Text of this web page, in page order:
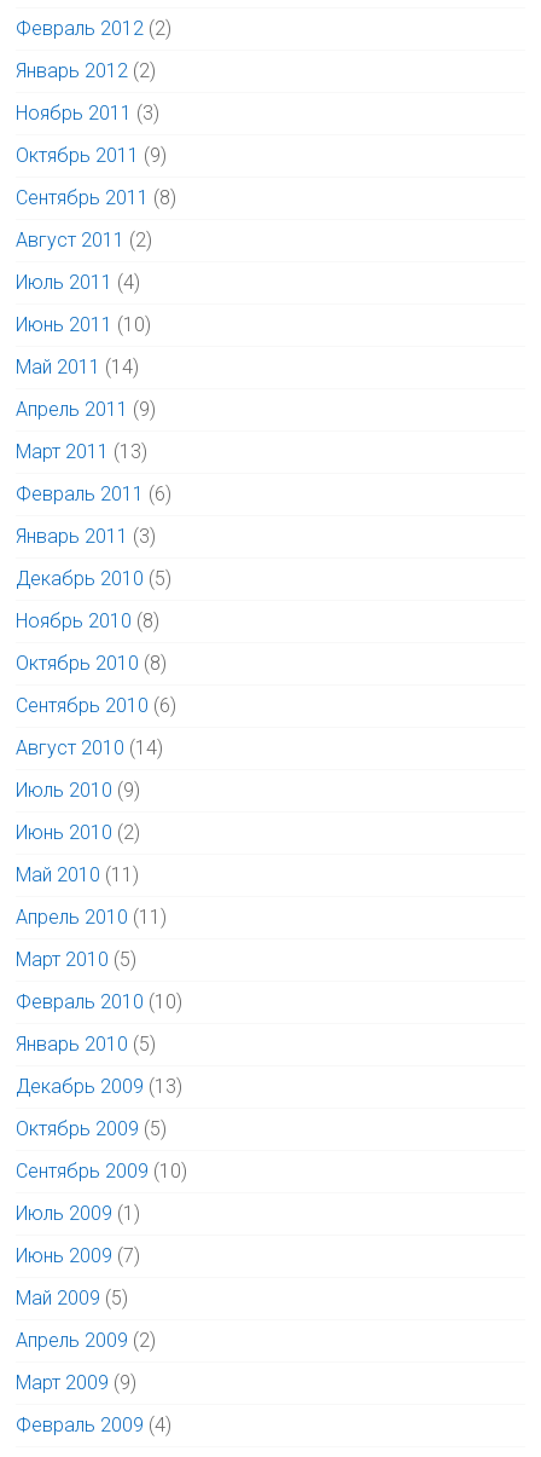
Февраль 2012 (2)
Январь 2012 (2)
Ноябрь 2011 (3)
Октябрь 2011 (9)
Сентябрь 2011 (8)
Август 2011 (2)
Июль 2011 (4)
Июнь 2011 (10)
Май 2011 (14)
Апрель 2011 (9)
Март 2011 (13)
Февраль 2011 (6)
Январь 2011 (3)
Декабрь 2010 (5)
Ноябрь 2010 (8)
Октябрь 2010 (8)
Сентябрь 2010 (6)
Август 2010 (14)
Июль 2010 (9)
Июнь 2010 (2)
Май 2010 (11)
Апрель 2010 (11)
Март 2010 (5)
Февраль 2010 (10)
Январь 2010 (5)
Декабрь 2009 (13)
Октябрь 2009 (5)
Сентябрь 2009 (10)
Июль 2009 (1)
Июнь 2009 (7)
Май 2009 (5)
Апрель 2009 (2)
Март 2009 (9)
Февраль 2009 (4)